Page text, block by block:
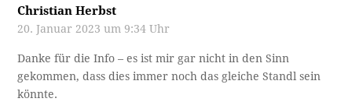
Christian Herbst
20. Januar 2023 um 9:34 Uhr
Danke für die Info – es ist mir gar nicht in den Sinn
gekommen, dass dies immer noch das gleiche Standl sein
könnte.